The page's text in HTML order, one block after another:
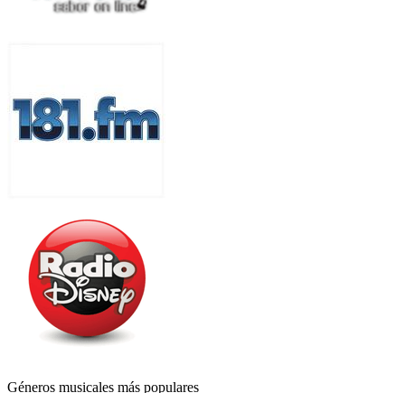
Géneros musicales más populares